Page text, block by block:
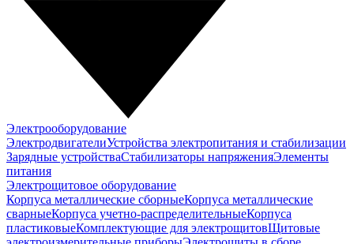
Электрооборудование
ЭлектродвигателиУстройства электропитания и стабилизации
Зарядные устройстваСтабилизаторы напряженияЭлементы
питания
Электрощитовое оборудование
Корпуса металлические сборныеКорпуса металлические
сварныеКорпуса учетно-распределительныеКорпуса
пластиковыеКомплектующие для электрощитовЩитовые